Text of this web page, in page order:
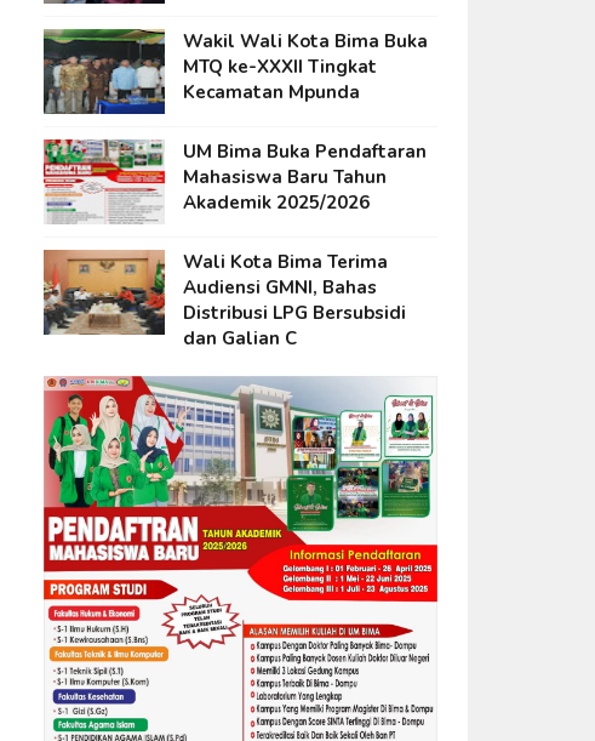
Wakil Wali Kota Bima Buka
MTQ ke-XXXII Tingkat
Kecamatan Mpunda
UM Bima Buka Pendaftaran
Mahasiswa Baru Tahun
Akademik 2025/2026
Wali Kota Bima Terima
Audiensi GMNI, Bahas
Distribusi LPG Bersubsidi
dan Galian C